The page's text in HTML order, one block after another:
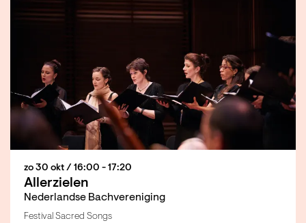
Allerzielen
Nederlandse Bachvereniging
zo 30 okt / 16:00 - 17:20
Festival Sacred Songs